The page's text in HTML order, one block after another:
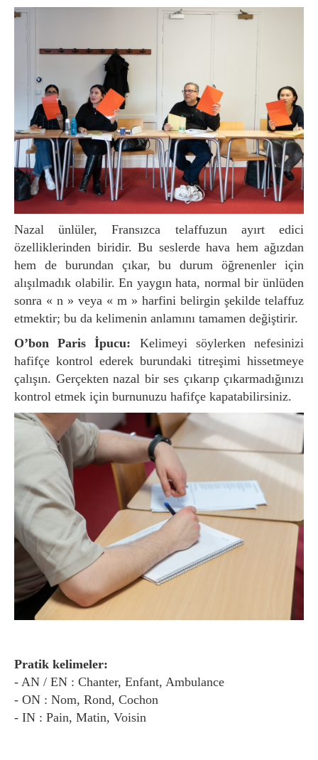
Nazal ünlüler, Fransızca telaffuzun ayırt edici
özelliklerinden biridir. Bu seslerde hava hem ağızdan
hem de burundan çıkar, bu durum öğrenenler için
alışılmadık olabilir. En yaygın hata, normal bir ünlüden
sonra « n » veya « m » harfini belirgin şekilde telaffuz
etmektir; bu da kelimenin anlamını tamamen değiştirir.
O’bon Paris İpucu: Kelimeyi söylerken nefesinizi
hafifçe kontrol ederek burundaki titreşimi hissetmeye
çalışın. Gerçekten nazal bir ses çıkarıp çıkarmadığınızı
kontrol etmek için burnunuzu hafifçe kapatabilirsiniz.
Pratik kelimeler:
- AN / EN : Chanter, Enfant, Ambulance
- ON : Nom, Rond, Cochon
- IN : Pain, Matin, Voisin